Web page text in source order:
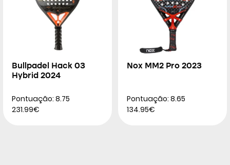
Bullpadel Hack 03
Hybrid 2024
Pontuação: 8.75
231.99€
Nox MM2 Pro 2023
Pontuação: 8.65
134.95€